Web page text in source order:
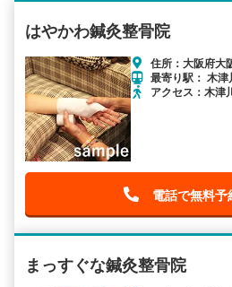
はやかわ鍼灸整骨院
住所：大阪府
最寄り駅： 木
アクセス：木津
電話で無料予
まっすぐな鍼灸整骨院